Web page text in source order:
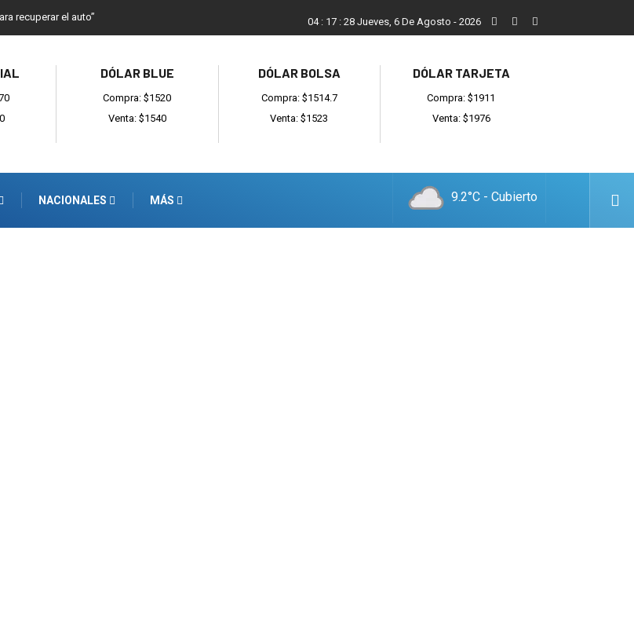
recuperar el auto” Reino: “Hay bandas muy organizadas y también
04: 17 : 29 Jueves, 6 De Agosto - 2026
DÓLAR BLUE
Compra: $1520
Venta: $1540
DÓLAR BOLSA
Compra: $1514.7
Venta: $1523
DÓLAR TARJETA
Compra: $1911
Venta: $1976
NACIONALES MÁS 9.2°C - Cubierto